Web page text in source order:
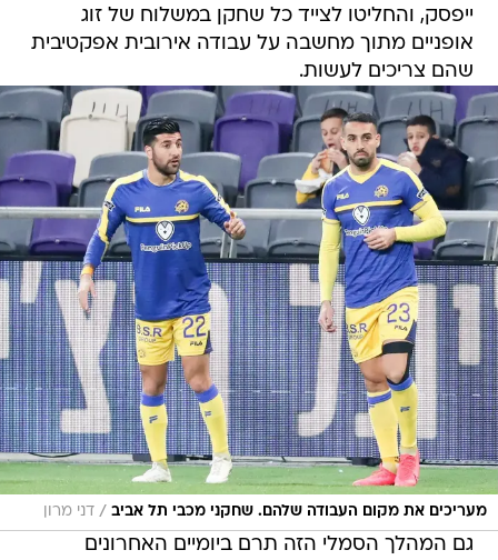
ייפסק, והחליטו לצייד כל שחקן במשלוח של זוג
אופניים מתוך מחשבה על עבודה אירובית אפקטיבית
שהם צריכים לעשות.
מעריכים את מקום העבודה שלהם. שחקני מכבי תל אביב / דני מרון
גם המהלך הסמלי הזה תרם ביומיים האחרונים